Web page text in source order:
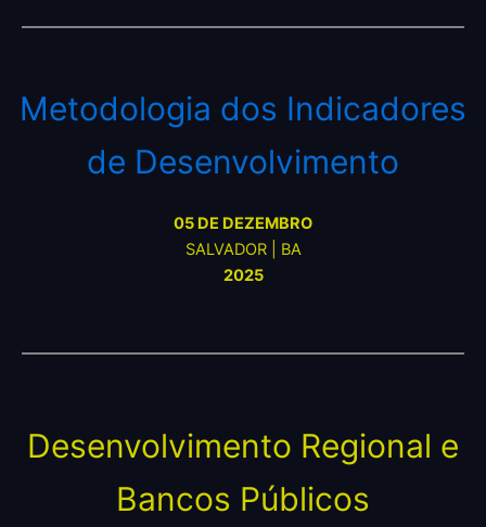
Metodologia dos Indicadores
de Desenvolvimento
05 DE DEZEMBRO
SALVADOR | BA
2025
Desenvolvimento Regional e
Bancos Públicos